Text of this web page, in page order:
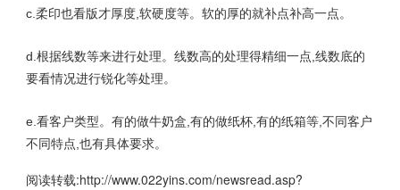
c.柔印也看版才厚度,软硬度等。软的厚的就补点补高一点。
d.根据线数等来进行处理。线数高的处理得精细一点,线数底的
要看情况进行锐化等处理。
e.看客户类型。有的做牛奶盒,有的做纸杯,有的纸箱等,不同客户
不同特点,也有具体要求。
阅读转载:http://www.022yins.com/newsread.asp?